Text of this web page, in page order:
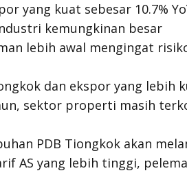
yang kuat sebesar 10.7%
kemungkinan besar
lebih awal mengingat
dan ekspor yang lebih
sektor properti masih
PDB Tiongkok akan
AS yang lebih tinggi,